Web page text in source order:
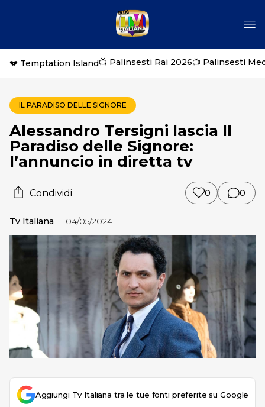
💔 Temptation Island📺 Palinsesti Rai 2026📺 Palinsesti
IL PARADISO DELLE SIGNORE
Alessandro Tersigni lascia Il
Paradiso delle Signore:
l’annuncio in diretta tv
Condividi 0 0
Tv Italiana 04/05/2024
Aggiungi Tv Italiana tra le tue fonti preferite su Google